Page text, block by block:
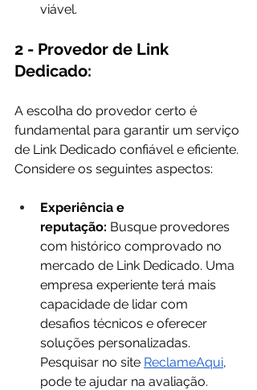
viável.
2 - Provedor de Link
Dedicado:
A escolha do provedor certo é
fundamental para garantir um serviço
de Link Dedicado confiável e eficiente.
Considere os seguintes aspectos:
Experiência e
reputação: Busque provedores
com histórico comprovado no
mercado de Link Dedicado. Uma
empresa experiente terá mais
capacidade de lidar com
desafios técnicos e oferecer
soluções personalizadas.
Pesquisar no site ReclameAqui,
pode te ajudar na avaliação.